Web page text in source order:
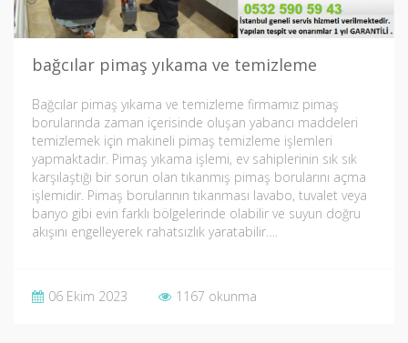
bağcılar pimaş yıkama ve temizleme
Bağcılar pimaş yıkama ve temizleme firmamız pimaş
borularında zaman içerisinde oluşan yabancı maddeleri
temizlemek için makineli pimaş temizleme işlemleri
yapmaktadır. Pimaş yıkama işlemi, ev sahiplerinin sık sık
karşılaştığı bir sorun olan tıkanmış pimaş borularını açma
işlemidir. Pimaş borularının tıkanması lavabo, tuvalet veya
banyo gibi evin farklı bölgelerinde olabilir ve suyun doğru
akışını engelleyerek rahatsızlık yaratabilir….
06 Ekim 2023 1167 okunma